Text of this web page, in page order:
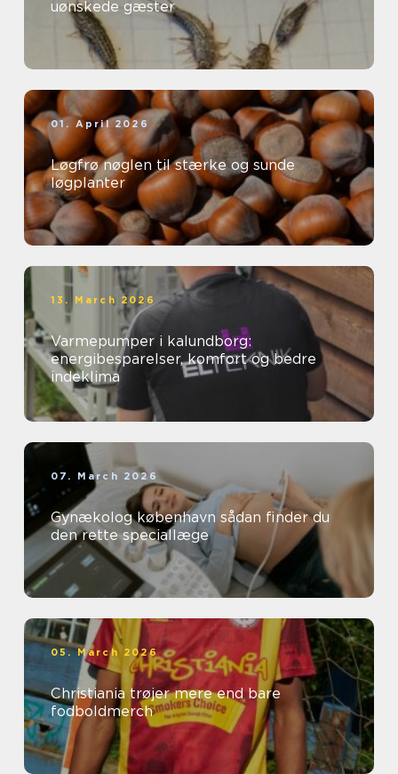
uønskede gæster
01. April 2026
Løgfrø nøglen til stærke og sunde
løgplanter
13. March 2026
Varmepumper i kalundborg:
energibesparelser, komfort og bedre
indeklima
07. March 2026
Gynækolog københavn sådan finder du
den rette speciallæge
05. March 2026
Christiania trøjer mere end bare
fodboldmerch